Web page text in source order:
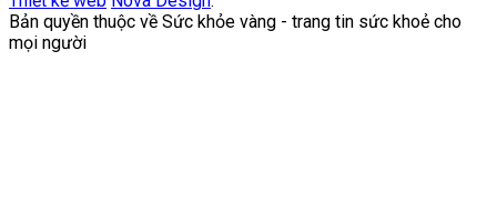
Bản quyền thuộc về Sức khỏe vàng - trang tin sức khoẻ cho
mọi người